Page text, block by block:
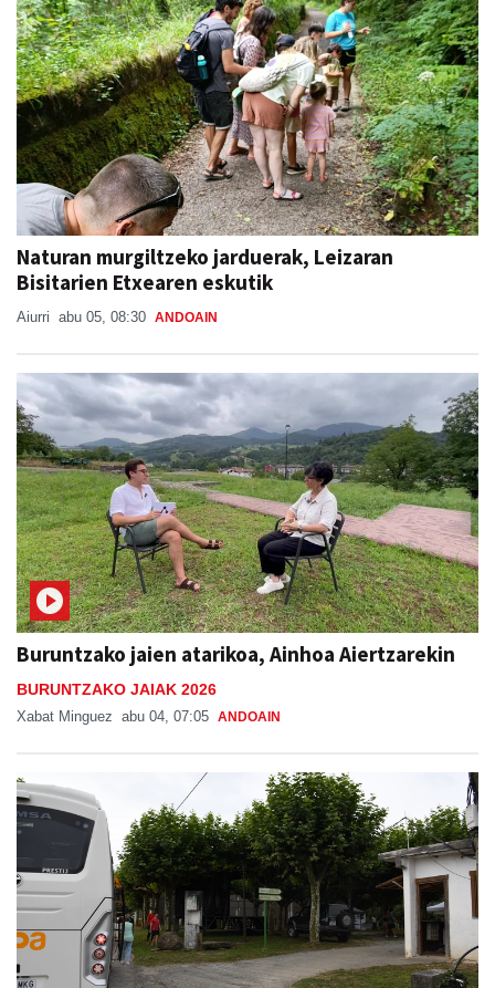
Naturan murgiltzeko jarduerak, Leizaran
Bisitarien Etxearen eskutik
Aiurri abu 05, 08:30 ANDOAIN
Buruntzako jaien atarikoa, Ainhoa Aiertzarekin
BURUNTZAKO JAIAK 2026
Xabat Minguez abu 04, 07:05 ANDOAIN